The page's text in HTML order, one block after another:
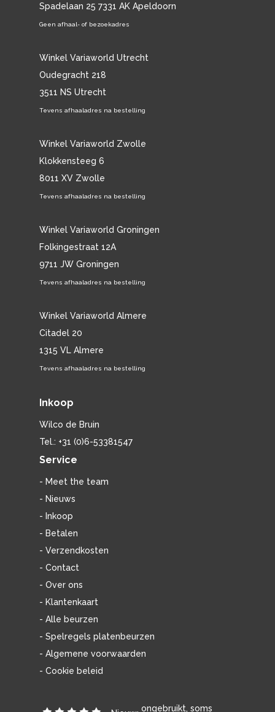
Spadelaan 25 7331 AK Apeldoorn
Geen afhaal- of bezoekadres
Winkel Variaworld Utrecht
Oudegracht 218
3511 NS Utrecht
Tevens afhaaladres na bestelling
Winkel Variaworld Zwolle
Klokkensteeg 6
8011 XV Zwolle
Tevens afhaaladres na bestelling
Winkel Variaworld Groningen
Folkingestraat 12A
9711 JW Groningen
Tevens afhaaladres na bestelling
Winkel Variaworld Almere
Citadel 20
1315 VL Almere
Tevens afhaaladres na bestelling
Inkoop
Wilco de Bruin
Tel.: +31 (0)6-53381547
Service
- Meet the team
- Nieuws
- Inkoop
- Betalen
- Verzendkosten
- Contact
- Over ons
- Klantenkaart
- Alle beurzen
- Spelregels platenbeurzen
- Algemene voorwaarden
- Cookie beleid
ongebruikt, soms